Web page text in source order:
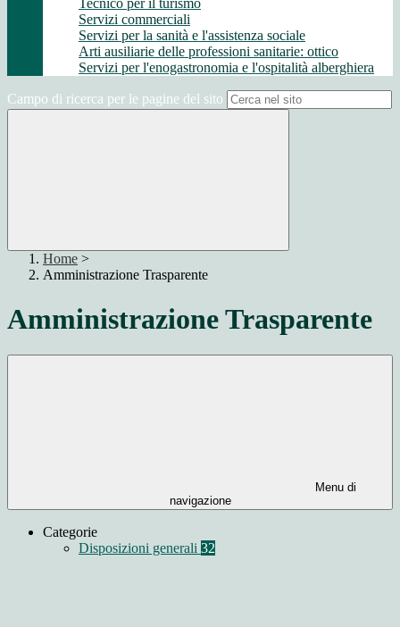
Tecnico per il turismo
Servizi commerciali
Servizi per la sanità e l'assistenza sociale
Arti ausiliarie delle professioni sanitarie: ottico
Servizi per l'enogastronomia e l'ospitalità alberghiera
Campo di ricerca per le pagine del sito
Home >
Amministrazione Trasparente
Amministrazione Trasparente
Menu di
navigazione
Categorie
Disposizioni generali 32